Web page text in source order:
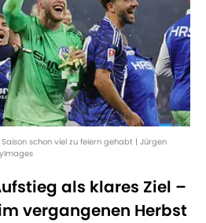
schon viel zu feiern gehabt | Jürgen
als klares Ziel –
vergangenen Herbst